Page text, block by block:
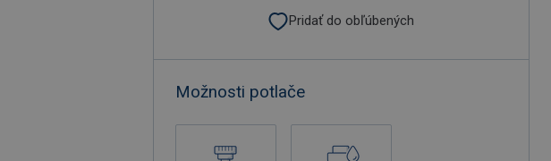
Pridať do obľúbených
Možnosti potlače